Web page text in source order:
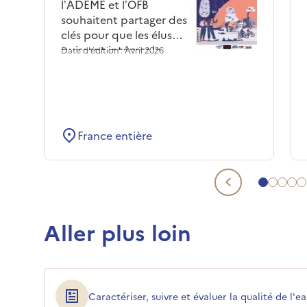
Aller à
Aller
l’ADEME et l’OFB
souhaitent partager des
clés pour que les élus
puissent intégrer la
concrètes pour leur
territoire.
Date d'édition : Avril 2026
France entière
Aller plus loin
Caractériser, suivre et évaluer la qualité de